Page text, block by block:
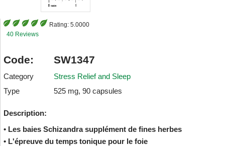
Rating: 5.0000
40 Reviews
Code: SW1347
Category
Stress Relief and Sleep
Type
525 mg, 90 capsules
Description:
• Les baies Schizandra supplément de fines herbes
• L'épreuve du temps tonique pour le foie